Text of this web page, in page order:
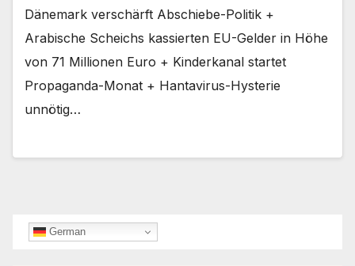
Dänemark verschärft Abschiebe-Politik +
Arabische Scheichs kassierten EU-Gelder in Höhe
von 71 Millionen Euro + Kinderkanal startet
Propaganda-Monat + Hantavirus-Hysterie
unnötig…
German